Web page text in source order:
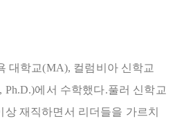
대학교(MA), 컬럼비아 신학교
에서 수학했다.풀러 신학교
재직하면서 리더들을 가르치